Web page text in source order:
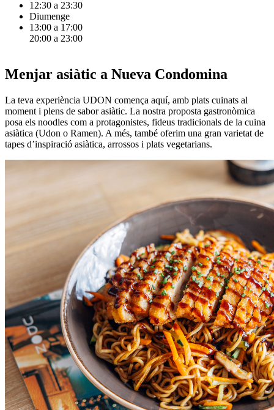
12:30 a 23:30
Diumenge
13:00 a 17:00
20:00 a 23:00
Menjar asiàtic a Nueva Condomina
La teva experiència UDON comença aquí, amb plats cuinats al
moment i plens de sabor asiàtic. La nostra proposta gastronòmica
posa els noodles com a protagonistes, fideus tradicionals de la cuina
asiàtica (Udon o Ramen). A més, també oferim una gran varietat de
tapes d’inspiració asiàtica, arrossos i plats vegetarians.